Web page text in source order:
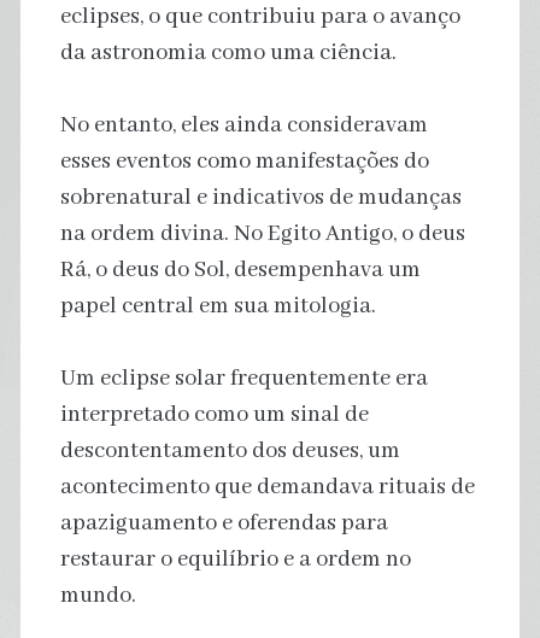
eclipses, o que contribuiu para o avanço
da astronomia como uma ciência.
No entanto, eles ainda consideravam
esses eventos como manifestações do
sobrenatural e indicativos de mudanças
na ordem divina. No Egito Antigo, o deus
Rá, o deus do Sol, desempenhava um
papel central em sua mitologia.
Um eclipse solar frequentemente era
interpretado como um sinal de
descontentamento dos deuses, um
acontecimento que demandava rituais de
apaziguamento e oferendas para
restaurar o equilíbrio e a ordem no
mundo.